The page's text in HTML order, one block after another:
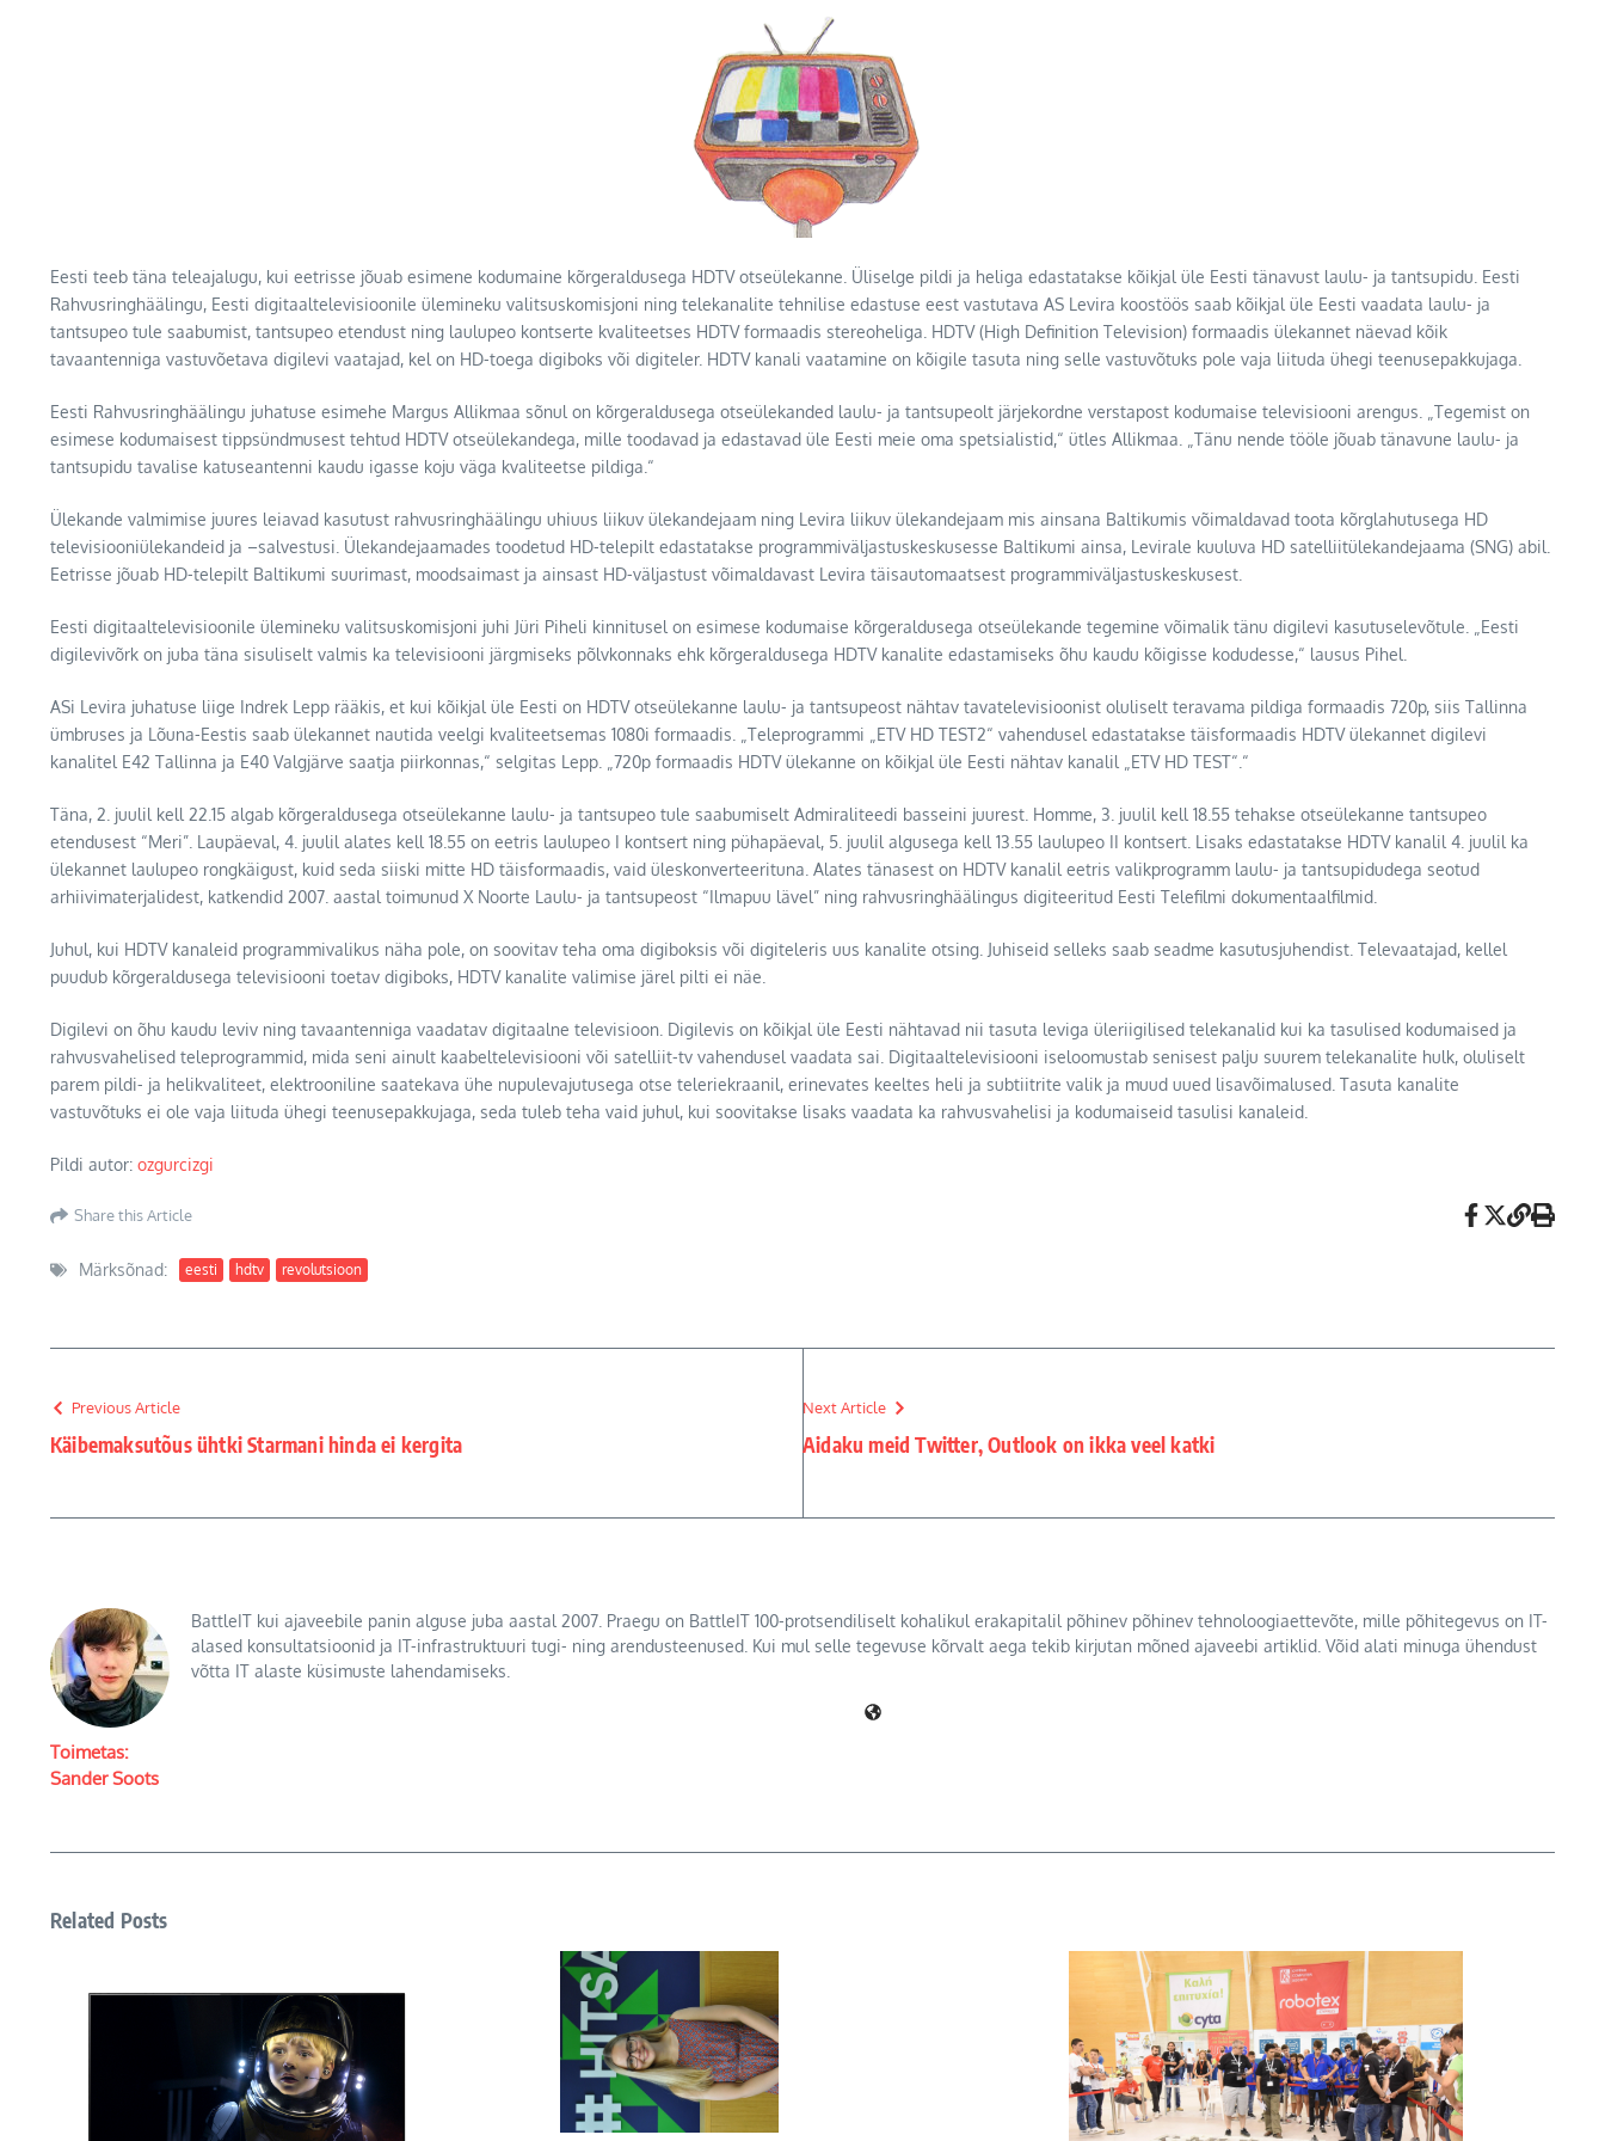
Eesti teeb täna teleajalugu, kui eetrisse jõuab esimene kodumaine kõrgeraldusega HDTV otseülekanne. Üliselge pildi ja heliga edastatakse kõikjal üle Eesti tänavust laulu- ja tantsupidu. Eesti
Rahvusringhäälingu, Eesti digitaaltelevisioonile ülemineku valitsuskomisjoni ning telekanalite tehnilise edastuse eest vastutava AS Levira koostöös saab kõikjal üle Eesti vaadata laulu- ja
tantsupeo tule saabumist, tantsupeo etendust ning laulupeo kontserte kvaliteetses HDTV formaadis stereoheliga. HDTV (High Definition Television) formaadis ülekannet näevad kõik
tavaantenniga vastuvõetava digilevi vaatajad, kel on HD-toega digiboks või digiteler. HDTV kanali vaatamine on kõigile tasuta ning selle vastuvõtuks pole vaja liituda ühegi teenusepakkujaga.
Eesti Rahvusringhäälingu juhatuse esimehe Margus Allikmaa sõnul on kõrgeraldusega otseülekanded laulu- ja tantsupeolt järjekordne verstapost kodumaise televisiooni arengus. „Tegemist on
esimese kodumaisest tippsündmusest tehtud HDTV otseülekandega, mille toodavad ja edastavad üle Eesti meie oma spetsialistid,“ ütles Allikmaa. „Tänu nende tööle jõuab tänavune laulu- ja
tantsupidu tavalise katuseantenni kaudu igasse koju väga kvaliteetse pildiga.“
Ülekande valmimise juures leiavad kasutust rahvusringhäälingu uhiuus liikuv ülekandejaam ning Levira liikuv ülekandejaam mis ainsana Baltikumis võimaldavad toota kõrglahutusega HD
televisiooniülekandeid ja –salvestusi. Ülekandejaamades toodetud HD-telepilt edastatakse programmiväljastuskeskusesse Baltikumi ainsa, Levirale kuuluva HD satelliitülekandejaama (SNG) abil.
Eetrisse jõuab HD-telepilt Baltikumi suurimast, moodsaimast ja ainsast HD-väljastust võimaldavast Levira täisautomaatsest programmiväljastuskeskusest.
Eesti digitaaltelevisioonile ülemineku valitsuskomisjoni juhi Jüri Piheli kinnitusel on esimese kodumaise kõrgeraldusega otseülekande tegemine võimalik tänu digilevi kasutuselevõtule. „Eesti
digilevivõrk on juba täna sisuliselt valmis ka televisiooni järgmiseks põlvkonnaks ehk kõrgeraldusega HDTV kanalite edastamiseks õhu kaudu kõigisse kodudesse,“ lausus Pihel.
ASi Levira juhatuse liige Indrek Lepp rääkis, et kui kõikjal üle Eesti on HDTV otseülekanne laulu- ja tantsupeost nähtav tavatelevisioonist oluliselt teravama pildiga formaadis 720p, siis Tallinna
ümbruses ja Lõuna-Eestis saab ülekannet nautida veelgi kvaliteetsemas 1080i formaadis. „Teleprogrammi „ETV HD TEST2“ vahendusel edastatakse täisformaadis HDTV ülekannet digilevi
kanalitel E42 Tallinna ja E40 Valgjärve saatja piirkonnas,“ selgitas Lepp. „720p formaadis HDTV ülekanne on kõikjal üle Eesti nähtav kanalil „ETV HD TEST“.“
Täna, 2. juulil kell 22.15 algab kõrgeraldusega otseülekanne laulu- ja tantsupeo tule saabumiselt Admiraliteedi basseini juurest. Homme, 3. juulil kell 18.55 tehakse otseülekanne tantsupeo
etendusest “Meri”. Laupäeval, 4. juulil alates kell 18.55 on eetris laulupeo I kontsert ning pühapäeval, 5. juulil algusega kell 13.55 laulupeo II kontsert. Lisaks edastatakse HDTV kanalil 4. juulil ka
ülekannet laulupeo rongkäigust, kuid seda siiski mitte HD täisformaadis, vaid üleskonverteerituna. Alates tänasest on HDTV kanalil eetris valikprogramm laulu- ja tantsupidudega seotud
arhiivimaterjalidest, katkendid 2007. aastal toimunud X Noorte Laulu- ja tantsupeost “Ilmapuu lävel” ning rahvusringhäälingus digiteeritud Eesti Telefilmi dokumentaalfilmid.
Juhul, kui HDTV kanaleid programmivalikus näha pole, on soovitav teha oma digiboksis või digiteleris uus kanalite otsing. Juhiseid selleks saab seadme kasutusjuhendist. Televaatajad, kellel
puudub kõrgeraldusega televisiooni toetav digiboks, HDTV kanalite valimise järel pilti ei näe.
Digilevi on õhu kaudu leviv ning tavaantenniga vaadatav digitaalne televisioon. Digilevis on kõikjal üle Eesti nähtavad nii tasuta leviga üleriigilised telekanalid kui ka tasulised kodumaised ja
rahvusvahelised teleprogrammid, mida seni ainult kaabeltelevisiooni või satelliit-tv vahendusel vaadata sai. Digitaaltelevisiooni iseloomustab senisest palju suurem telekanalite hulk, oluliselt
parem pildi- ja helikvaliteet, elektrooniline saatekava ühe nupulevajutusega otse teleriekraanil, erinevates keeltes heli ja subtiitrite valik ja muud uued lisavõimalused. Tasuta kanalite
vastuvõtuks ei ole vaja liituda ühegi teenusepakkujaga, seda tuleb teha vaid juhul, kui soovitakse lisaks vaadata ka rahvusvahelisi ja kodumaiseid tasulisi kanaleid.
Pildi autor: ozgurcizgi
Share this Article
Märksõnad: eesti hdtv revolutsioon
Previous Article
Käibemaksutõus ühtki Starmani hinda ei kergita
Next Article
Aidaku meid Twitter, Outlook on ikka veel katki
Toimetas:
Sander Soots
BattleIT kui ajaveebile panin alguse juba aastal 2007. Praegu on BattleIT 100-protsendiliselt kohalikul erakapitalil põhinev põhinev tehnoloogiaettevõte, mille põhitegevus on IT-
alased konsultatsioonid ja IT-infrastruktuuri tugi- ning arendusteenused. Kui mul selle tegevuse kõrvalt aega tekib kirjutan mõned ajaveebi artiklid. Võid alati minuga ühendust
võtta IT alaste küsimuste lahendamiseks.
Related Posts